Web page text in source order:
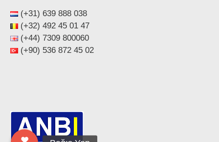
(+31) 639 888 038
(+32) 492 45 01 47
(+44) ‪7309 800060‬
(+90) 536 872 45 02